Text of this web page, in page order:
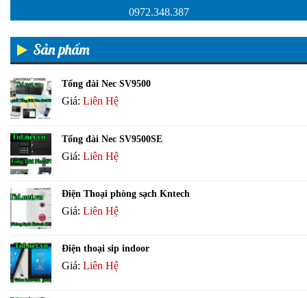
0972.348.387
Sản phẩm
Tổng đài Nec SV9500
Giá: Liên Hệ
Tổng đài Nec SV9500SE
Giá: Liên Hệ
Điện Thoại phòng sạch Kntech
Giá: Liên Hệ
Điện thoại sip indoor
Giá: Liên Hệ